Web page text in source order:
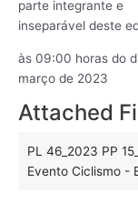
parte integrante e
inseparável deste
às 09:00 horas do
março de 2023
Attached
PL 46_2023 PP
Evento Ciclismo -